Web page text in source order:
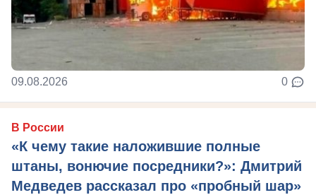
09.08.2026 0
В России
«К чему такие наложившие полные
штаны, вонючие посредники?»: Дмитрий
Медведев рассказал про «пробный шар»